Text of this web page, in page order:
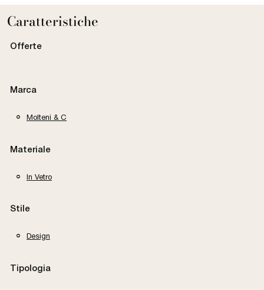
Caratteristiche
Offerte
Marca
Molteni & C
Materiale
In Vetro
Stile
Design
Tipologia